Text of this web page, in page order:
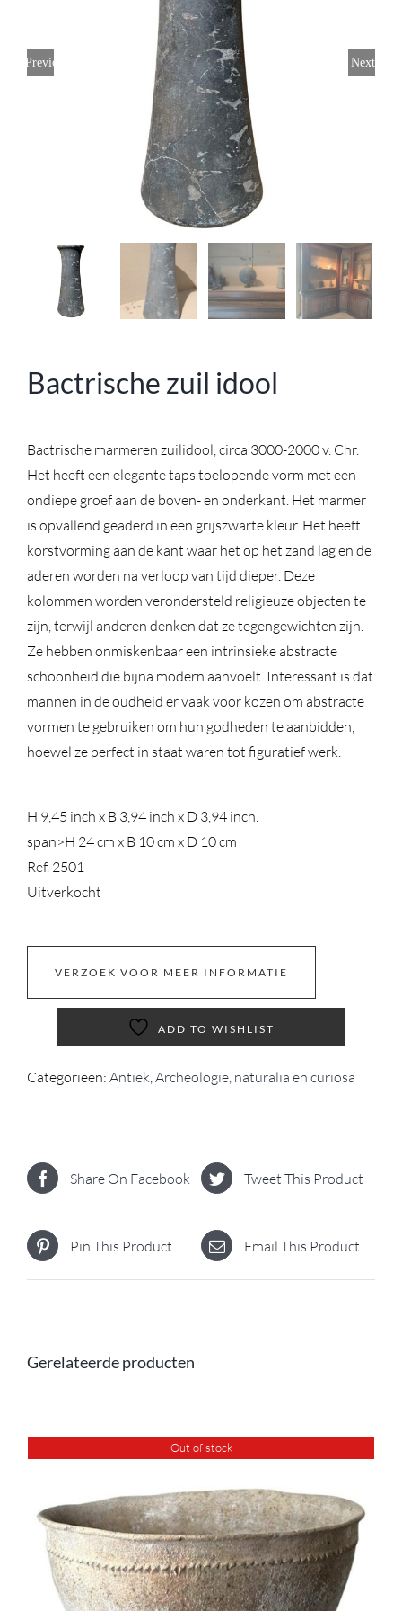
Previous Next
Bactrische zuil idool
Bactrische marmeren zuilidool, circa 3000-2000 v. Chr.
Het heeft een elegante taps toelopende vorm met een
ondiepe groef aan de boven- en onderkant. Het marmer
is opvallend geaderd in een grijszwarte kleur. Het heeft
korstvorming aan de kant waar het op het zand lag en de
aderen worden na verloop van tijd dieper. Deze
kolommen worden verondersteld religieuze objecten te
zijn, terwijl anderen denken dat ze tegengewichten zijn.
Ze hebben onmiskenbaar een intrinsieke abstracte
schoonheid die bijna modern aanvoelt. Interessant is dat
mannen in de oudheid er vaak voor kozen om abstracte
vormen te gebruiken om hun godheden te aanbidden,
hoewel ze perfect in staat waren tot figuratief werk.
H 9,45 inch x B 3,94 inch x D 3,94 inch.
span>H 24 cm x B 10 cm x D 10 cm
Ref. 2501
Uitverkocht
VERZOEK VOOR MEER INFORMATIE
ADD TO WISHLIST
Categorieën: Antiek,Archeologie, naturalia en curiosa
Share On Facebook Tweet This Product
Pin This Product Email This Product
Gerelateerde producten
Out of stock